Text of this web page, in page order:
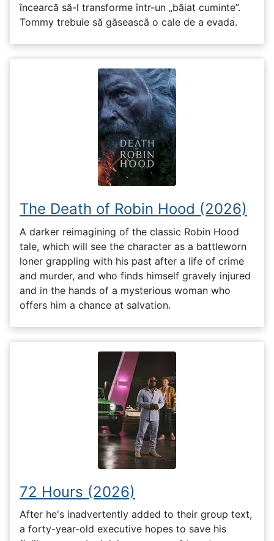
încearcă să-l transforme într-un „băiat cuminte”.
Tommy trebuie să găsească o cale de a evada.
The Death of Robin Hood (2026)
A darker reimagining of the classic Robin Hood
tale, which will see the character as a battleworn
loner grappling with his past after a life of crime
and murder, and who finds himself gravely injured
and in the hands of a mysterious woman who
offers him a chance at salvation.
72 Hours (2026)
After he's inadvertently added to their group text,
a forty-year-old executive hopes to save his